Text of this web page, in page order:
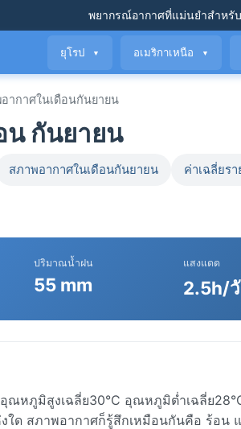
พยากรณ์อากาศที่แม่นยำสำหรั
ยุโรป ▼ อเมริกาเหนือ ▼
ากาศในเดือนกันยายน
น กันยายน
สภาพอากาศในเดือนกันยายน ค่าเฉลี่ยร
ปริมาณน้ำฝน
55 mm
แสงแดด
2.5h/
ณหภูมิสูงเฉลี่ย30°C อุณหภูมิต่ำเฉลี่ย
ใด สภาพอากาศก็รู้สึกเหมือนกันคือ ร้อน